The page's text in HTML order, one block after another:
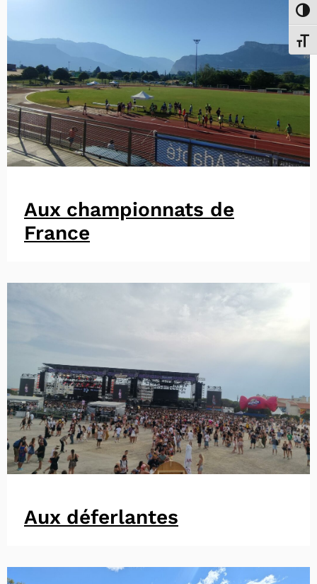
Aux championnats de
France
Aux déferlantes